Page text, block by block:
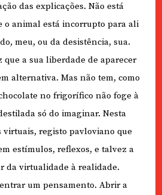
das explicações. Não está
o animal está incorrupto para ali
meu, ou da desistência, sua.
que a sua liberdade de aparecer
alternativa. Mas não tem, como
no frigorífico não foge à
só do imaginar. Nesta
registo pavloviano que
estímulos, reflexos, e talvez a
da virtualidade à realidade.
um pensamento. Abrir a